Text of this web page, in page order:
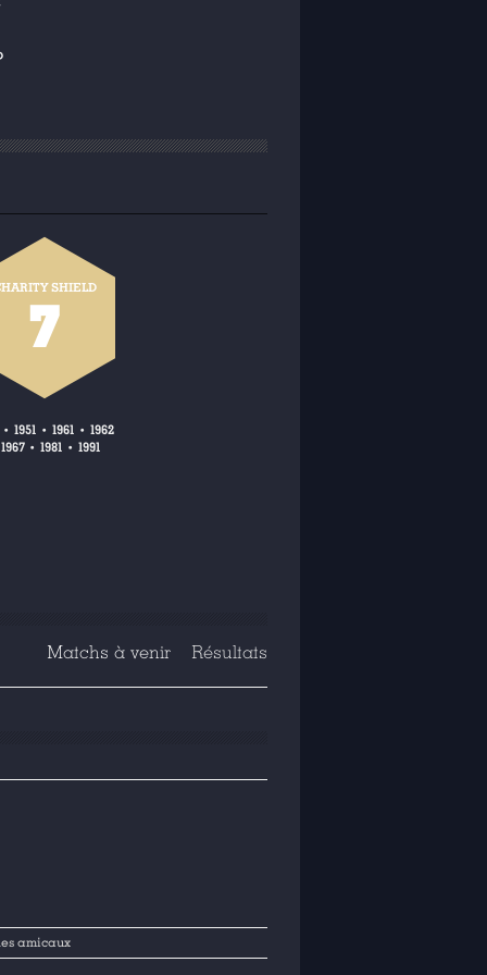
SHIELD
7
• 1951 • 1961 • 1962
1967• 1981 • 1991
Matchs à venir Résultats
amicaux